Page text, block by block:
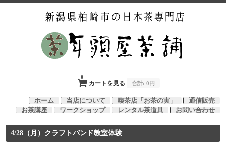
カートを見る
0
合計: 0円
ホーム 当店について 喫茶店「お茶の実」
通信販売
お茶講座
ワークショップ レンタル茶道具 お問い合わせ
4/28（月）クラフトバンド教室体験